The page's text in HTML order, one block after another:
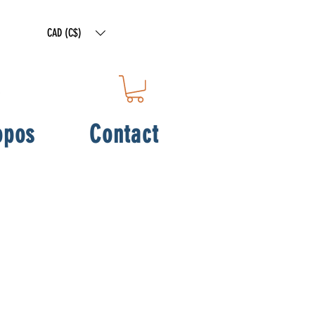
CAD (C$)
Contact